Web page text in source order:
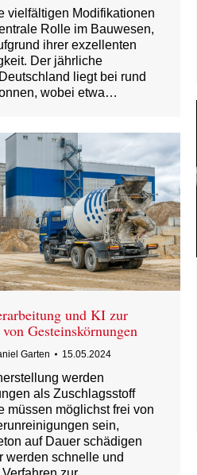
vielfältigen Modifikationen
Rolle im Bauwesen,
ihrer exzellenten
Der jährliche
liegt bei rund
wobei etwa…
und KI zur
Gesteinskörnungen
Garten 15.05.2024
werden
als Zuschlagsstoff
müssen möglichst frei von
sein,
auf Dauer schädigen
werden schnelle und